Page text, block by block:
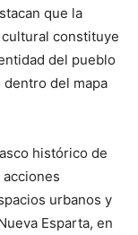
que la
constituye
del pueblo
del mapa
histórico de
acciones
urbanos y
Esparta, en